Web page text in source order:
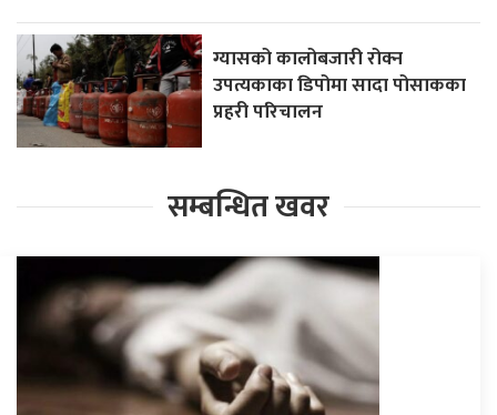
ग्यासको कालोबजारी रोक्न
उपत्यकाका डिपोमा सादा पोसाकका
प्रहरी परिचालन
सम्बन्धित खवर